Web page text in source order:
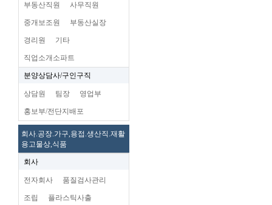
부동산직원 사무직원
중개보조원 부동산실장
경리원 기타
직업소개소파트
분양상담사/구인구직
상담원 팀장 영업부
홍보부/전단지배포
회사.공장.가구,용접.생산직.재활
용고물상,식품
회사
전자회사 품질검사관리
조립 플라스틱사출